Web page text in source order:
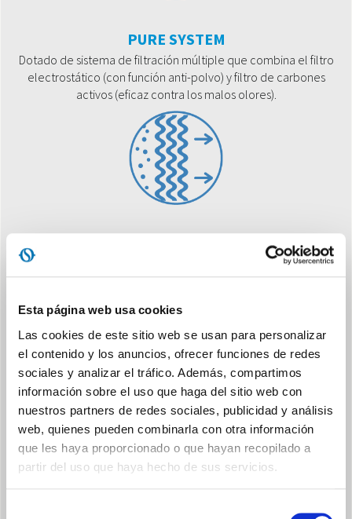
Esta página web usa cookies
Las cookies de este sitio web se usan para personalizar
el contenido y los anuncios, ofrecer funciones de redes
sociales y analizar el tráfico. Además, compartimos
información sobre el uso que haga del sitio web con
nuestros partners de redes sociales, publicidad y análisis
web, quienes pueden combinarla con otra información
que les haya proporcionado o que hayan recopilado a
partir del uso que haya hecho de sus servicios.
PURE SYSTEM
Dotado de sistema de filtración múltiple que combina el filtro
electrostático (con función anti-polvo) y filtro de carbones
activos (eficaz contra los malos olores).
Descargando la app OS Comfort es posible gestionar todas las
funciones desde el propio smartphone, incluso fuera de casa
REFRIGERANTE NATURAL
El refrigerante natural R290 incrementa el coeficiente de
prestación de las máquinas y reduce notablemente el impacto